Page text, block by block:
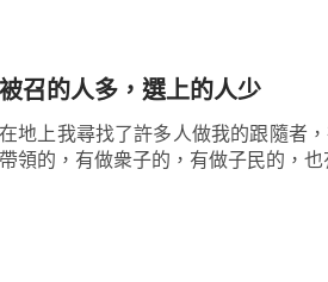
身上的一切都成了他效法的
：「我曾尋求在天宇之間的
中從未有過真實的愛，我
，我才覺着神的可愛，我才
中，我找着了他無窮無盡的
得的身上也找着了許多讓人
被召的人多，選上的人少
在地上我尋找了許多人做我的跟隨者
帶領的，有做衆子的，有做子民的，